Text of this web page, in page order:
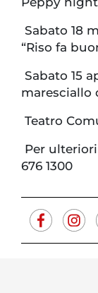
Sabato 18
“Riso fa
Sabato 15
maresciallo
Teatro
Per
676 1300